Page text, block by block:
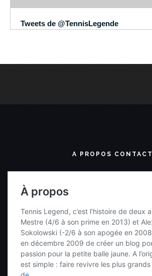
Tweets de @TennisLegende
A PROPOS CONTACT